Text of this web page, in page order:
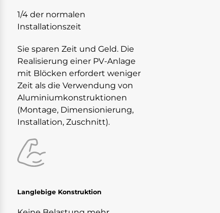
1/4 der normalen
Installationszeit
Sie sparen Zeit und Geld. Die
Realisierung einer PV-Anlage
mit Blöcken erfordert weniger
Zeit als die Verwendung von
Aluminiumkonstruktionen
(Montage, Dimensionierung,
Installation, Zuschnitt).
Langlebige Konstruktion